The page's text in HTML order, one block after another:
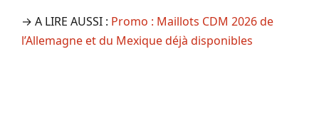
→ A LIRE AUSSI : Promo : Maillots CDM 2026 de
l’Allemagne et du Mexique déjà disponibles